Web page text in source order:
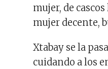
mujer, de
mujer decente,
Xtabay se la
cuidando a los